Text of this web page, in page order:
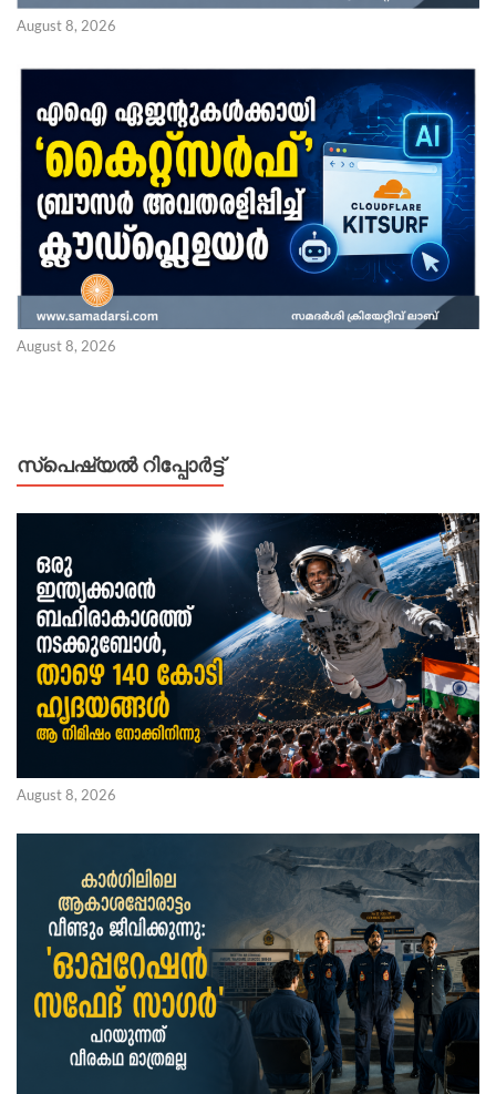
August 8, 2026
August 8, 2026
സ്പെഷ്യൽ റിപ്പോര്‍ട്ട്
August 8, 2026